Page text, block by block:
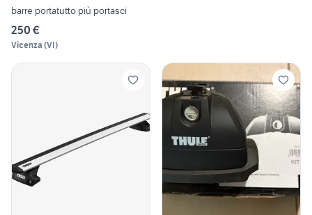
barre portatutto più portasci
250 €
Vicenza (VI)